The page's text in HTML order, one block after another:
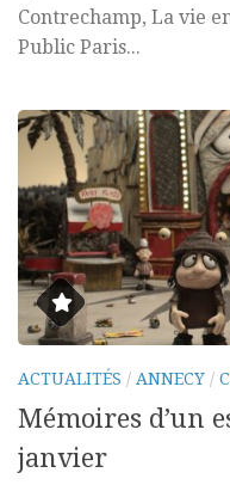
Contrechamp, La vie
Public Paris...
ACTUALITÉS / ANNECY /
Mémoires d’un
janvier